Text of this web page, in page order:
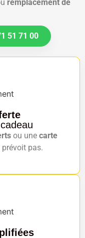
remplacement de
51 71 00
ou une carte
prévoit pas.